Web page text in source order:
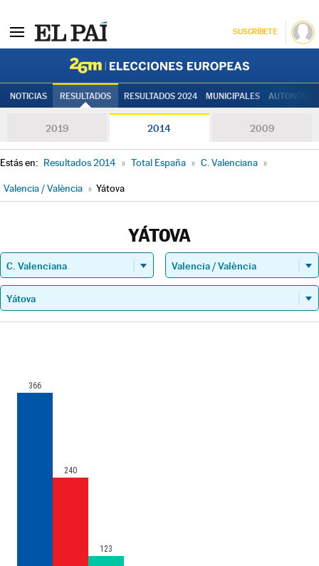
SUSCRÍBETE
NOTICIAS RESULTADOS RESULTADOS 2024 MUNICIPALES
2019 2014 2009
Estás en: Resultados 2014 » Total España » C. Valenciana »
Valencia / València » Yátova
YÁTOVA
366
240
123